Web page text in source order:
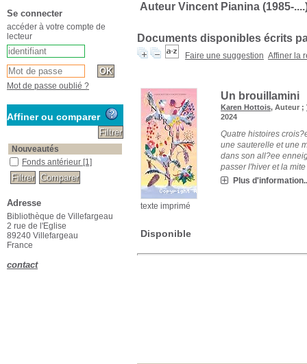
Auteur Vincent Pianina (1985-
Documents disponibles écrits
Faire une suggestion Affiner la
texte imprimé
Un brouillamini
Karen Hottois, Auteur ;
2024
Quatre histoires
une sauterelle et une
dans son all?ee
passer l'hiver et la mite
Plus
Disponible
Se connecter
accéder à votre compte de
lecteur
Mot de passe oublié ?
Affiner ou comparer
Nouveautés
Fonds antérieur [1]
Adresse
Bibliothèque de Villefargeau
2 rue de l'Eglise
89240 Villefargeau
France
contact